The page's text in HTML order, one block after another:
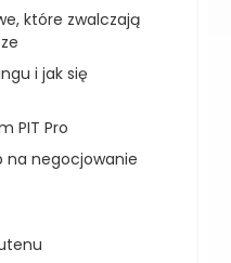
które zwalczają
i jak się
PIT Pro
na negocjowanie